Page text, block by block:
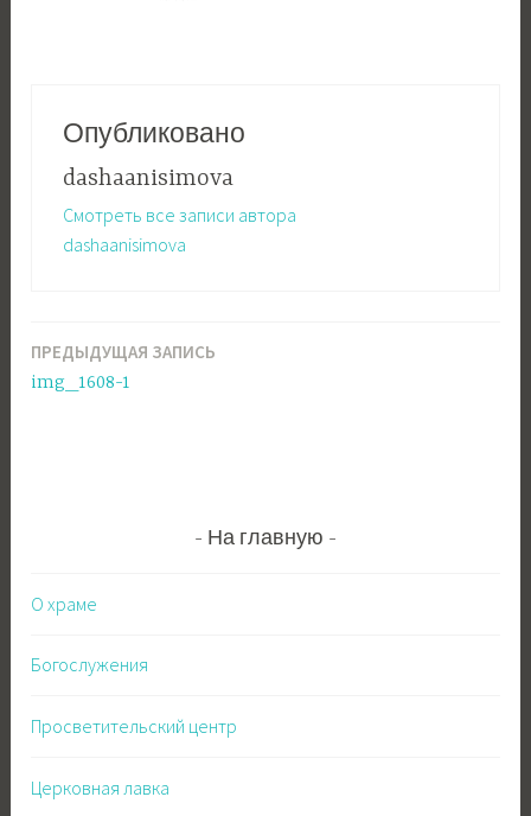
Опубликовано
dashaanisimova
Смотреть все записи автора
dashaanisimova
Навигация
по
ПРЕДЫДУЩАЯ ЗАПИСЬ
img_1608-1
На главную
О храме
Богослужения
Просветительский центр
Церковная лавка